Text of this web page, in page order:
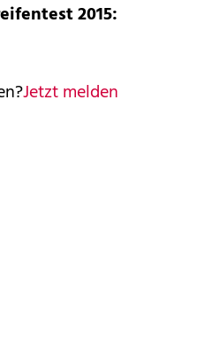
2015:
Jetzt melden